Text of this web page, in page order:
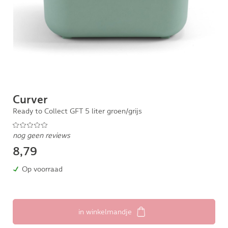
Curver
Ready to Collect GFT 5 liter groen/grijs
nog geen reviews
8,79
Op voorraad
in winkelmandje